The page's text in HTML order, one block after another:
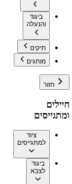
ביגוד
והנעלה
תיקים
מותגים
חזור
חיילים
ומתגייסים
ציוד
למתגייסים
ביגוד
לצבא